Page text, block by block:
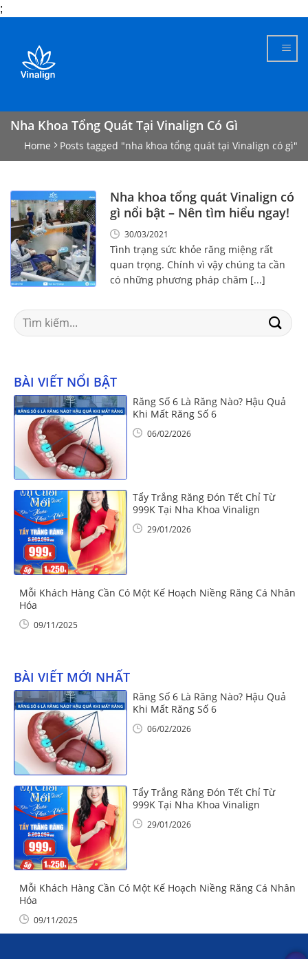
;
content
Nha Khoa Tổng Quát Tại Vinalign Có Gì
Home Posts tagged "nha khoa tổng quát tại Vinalign có gì"
Nha khoa tổng quát Vinalign có
gì nổi bật – Nên tìm hiểu ngay!
30/03/2021
Tình trạng sức khỏe răng miệng rất
quan trọng. Chính vì vậy chúng ta cần
có những phương pháp chăm [...]
Search
for:
BÀI VIẾT NỔI BẬT
Răng Số 6 Là Răng Nào? Hậu Quả
Khi Mất Răng Số 6
06/02/2026
Tẩy Trắng Răng Đón Tết Chỉ Từ
999K Tại Nha Khoa Vinalign
29/01/2026
Mỗi Khách Hàng Cần Có Một Kế Hoạch Niềng Răng Cá Nhân
Hóa
09/11/2025
BÀI VIẾT MỚI NHẤT
Răng Số 6 Là Răng Nào? Hậu Quả
Khi Mất Răng Số 6
06/02/2026
Tẩy Trắng Răng Đón Tết Chỉ Từ
999K Tại Nha Khoa Vinalign
29/01/2026
Mỗi Khách Hàng Cần Có Một Kế Hoạch Niềng Răng Cá Nhân
Hóa
09/11/2025